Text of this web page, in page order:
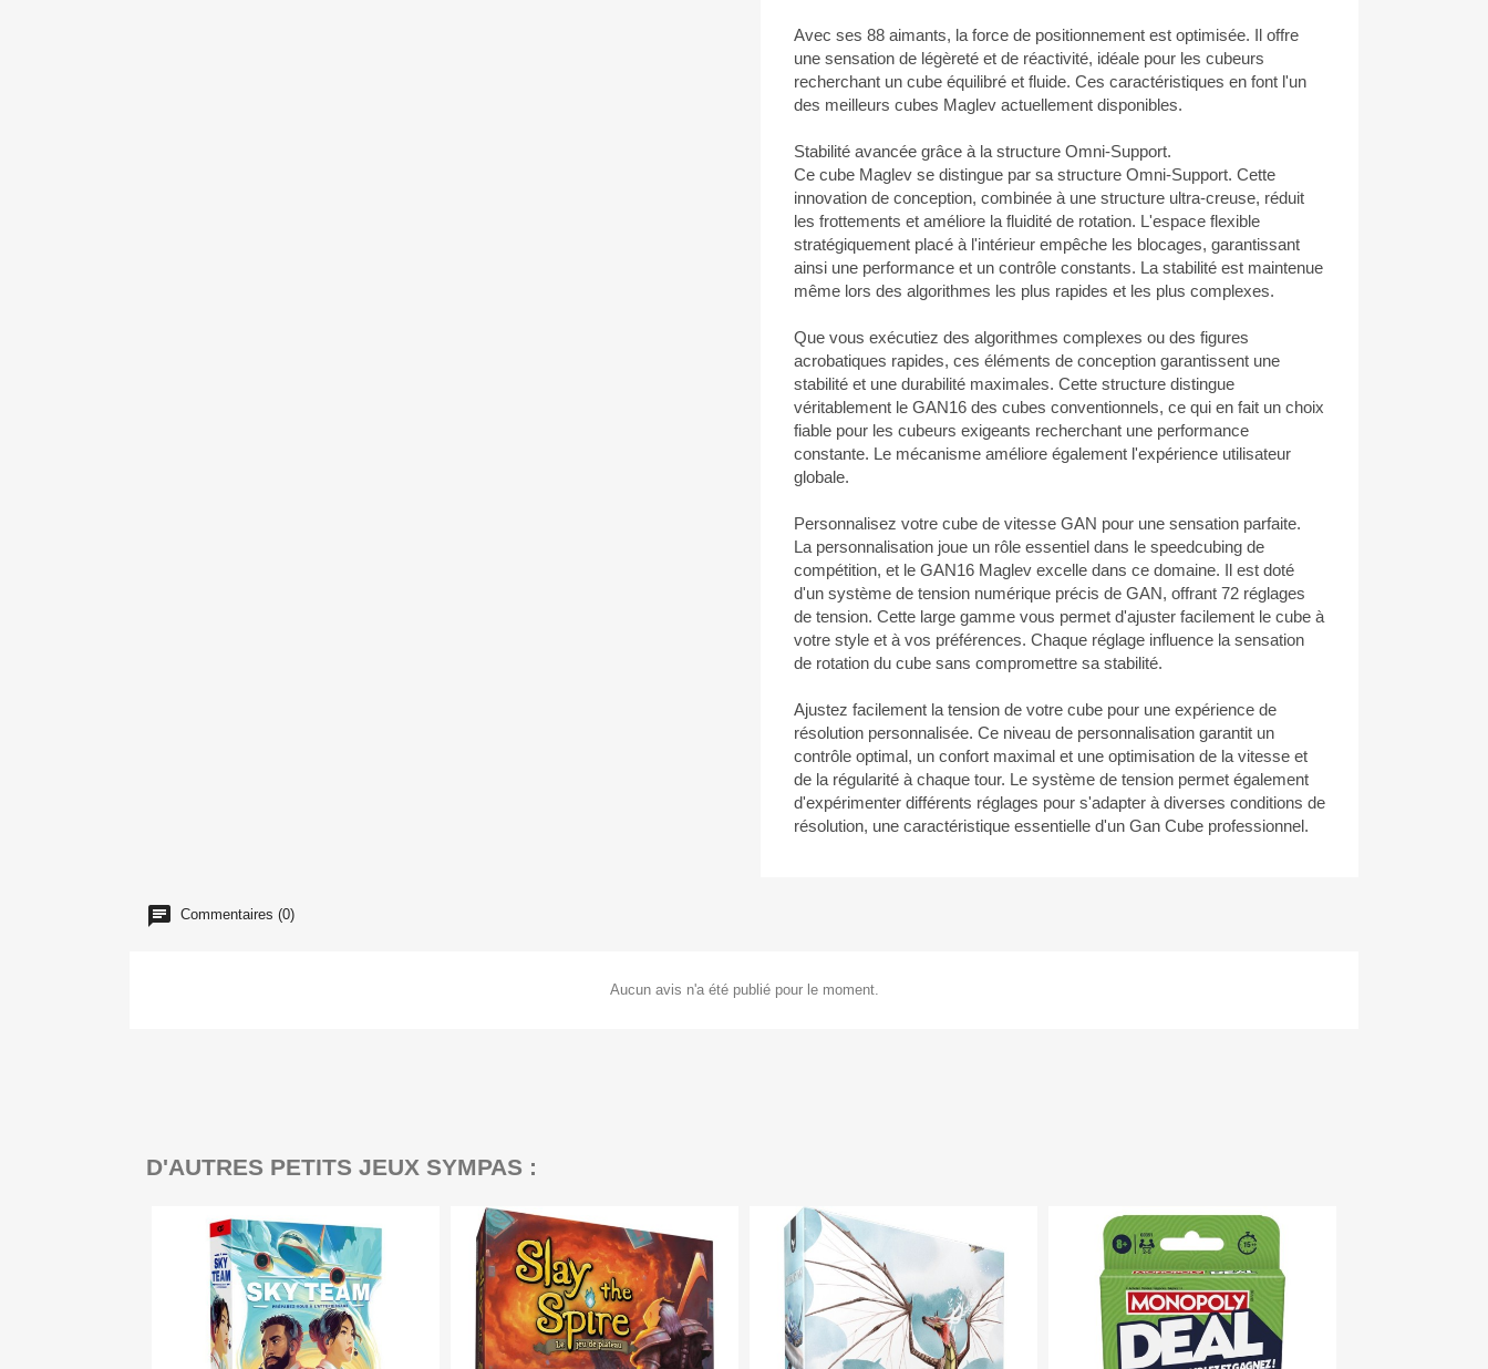
Avec ses 88 aimants, la force de positionnement est optimisée. Il offre
une sensation de légèreté et de réactivité, idéale pour les cubeurs
recherchant un cube équilibré et fluide. Ces caractéristiques en font l'un
des meilleurs cubes Maglev actuellement disponibles.
Stabilité avancée grâce à la structure Omni-Support.
Ce cube Maglev se distingue par sa structure Omni-Support. Cette
innovation de conception, combinée à une structure ultra-creuse, réduit
les frottements et améliore la fluidité de rotation. L'espace flexible
stratégiquement placé à l'intérieur empêche les blocages, garantissant
ainsi une performance et un contrôle constants. La stabilité est maintenue
même lors des algorithmes les plus rapides et les plus complexes.
Que vous exécutiez des algorithmes complexes ou des figures
acrobatiques rapides, ces éléments de conception garantissent une
stabilité et une durabilité maximales. Cette structure distingue
véritablement le GAN16 des cubes conventionnels, ce qui en fait un choix
fiable pour les cubeurs exigeants recherchant une performance
constante. Le mécanisme améliore également l'expérience utilisateur
globale.
Personnalisez votre cube de vitesse GAN pour une sensation parfaite.
La personnalisation joue un rôle essentiel dans le speedcubing de
compétition, et le GAN16 Maglev excelle dans ce domaine. Il est doté
d'un système de tension numérique précis de GAN, offrant 72 réglages
de tension. Cette large gamme vous permet d'ajuster facilement le cube à
votre style et à vos préférences. Chaque réglage influence la sensation
de rotation du cube sans compromettre sa stabilité.
Ajustez facilement la tension de votre cube pour une expérience de
résolution personnalisée. Ce niveau de personnalisation garantit un
contrôle optimal, un confort maximal et une optimisation de la vitesse et
de la régularité à chaque tour. Le système de tension permet également
d'expérimenter différents réglages pour s'adapter à diverses conditions de
résolution, une caractéristique essentielle d'un Gan Cube professionnel.
Commentaires (0)
Aucun avis n'a été publié pour le moment.
D'AUTRES PETITS JEUX SYMPAS :